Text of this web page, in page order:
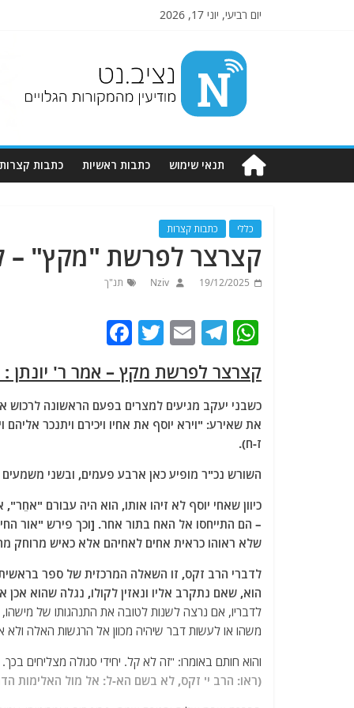
יום רביעי, יוני 17, 2026
Nziv.net
מודיעין
מהמקורות
תנאי שימוש כתבות ראשיות כתבות קצרות
כללי כתבות קצרות
קצרצר לפרשת "מקץ" –
19/12/2025
Nziv תנ"ך
W
at
s
A
p
T
el
e
g
ra
E
ai
l
T
itt
er
c
e
b
o
k
קצרצר לפרשת מקץ – אמר ר' יונתן
כשבני יעקב מגיעים למצרים בפעם הראשונה
את שאירע: "וירא יוסף את אחיו ויכירם ויתנכר
ז-ח).
השורש נכ"ר מופיע כאן ארבע פעמים, ובשני
כיוון שאחי יוסף לא זיהו אותו, הוא היה עבורם
– הם התייחסו אל האח בתור אחר. [וכך פירש "אור
שלא ראוהו כראית אחים לאחיהם אלא כאיש מרוחק
לדברי הרב זקס, זו השאלה המרכזית של ספר
הוא, שאם נתקרב אליו ונאזין לקולו, נגלה שהוא אכן
לדבריו, אם נרצה לשנות לטובה את התנהגותו של מישהו,
משהו או לעשות דבר שיהיה מכוון אל הרגשות האלה ולא
והוא חותם באומרו: "זה לא קל. יחידי סגולה מצליחים
(ראו: הרב י' זקס, לא בשם הא-ל: אל מול האלימות הדתית, עמ' 160-159; רעיונות משני-